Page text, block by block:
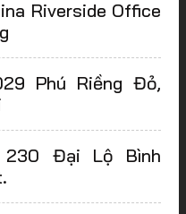
Riverside Office
Phú Riềng Đỏ,
Đại Lộ Bình